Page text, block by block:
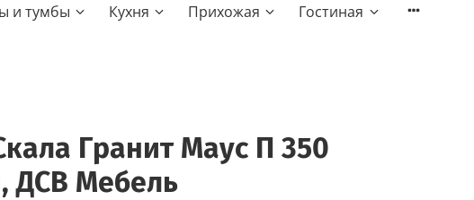
и тумбы Кухня Прихожая Гостиная
Гранит Маус П 350
ДСВ Мебель